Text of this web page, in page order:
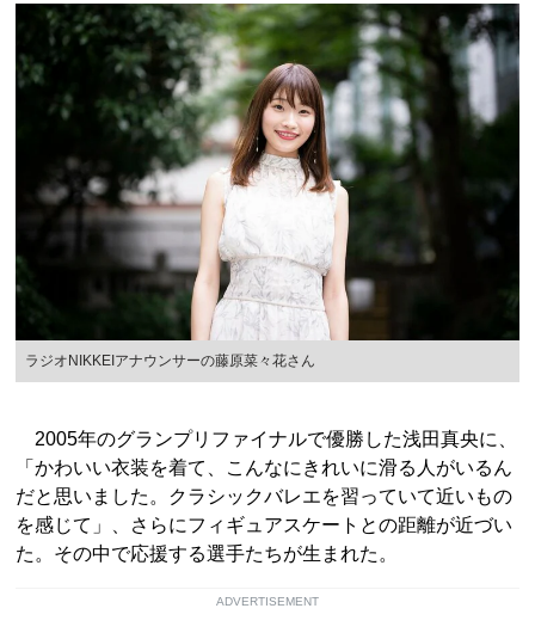
ラジオNIKKEIアナウンサーの藤原菜々花さん
2005年のグランプリファイナルで優勝した浅田真央に、
「かわいい衣装を着て、こんなにきれいに滑る人がいるん
だと思いました。クラシックバレエを習っていて近いもの
を感じて」、さらにフィギュアスケートとの距離が近づい
た。その中で応援する選手たちが生まれた。
ADVERTISEMENT